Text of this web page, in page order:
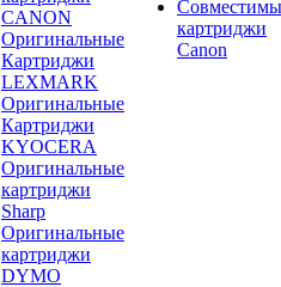
CANON
Оригинальные
Картриджи
LEXMARK
Оригинальные
Картриджи
KYOCERA
Оригинальные
картриджи
Sharp
Оригинальные
картриджи
DYMO
картриджи
Canon